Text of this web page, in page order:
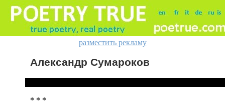
разместить рекламу
Александр Сумароков
* * *